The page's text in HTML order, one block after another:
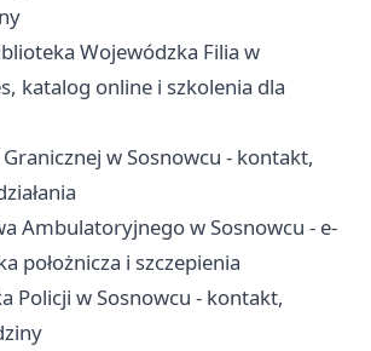
Wojewódzka Filia w
katalog online i szkolenia dla
w Sosnowcu - kontakt,
Ambulatoryjnego w Sosnowcu - e-
położnicza i szczepienia
Policji w Sosnowcu - kontakt,